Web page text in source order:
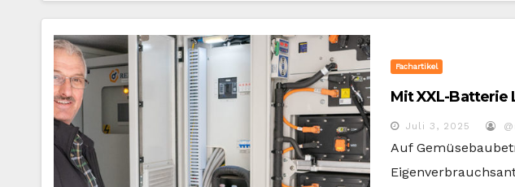
Fachartikel
Mit XXL-Batterie
Juli 3, 2025
Auf